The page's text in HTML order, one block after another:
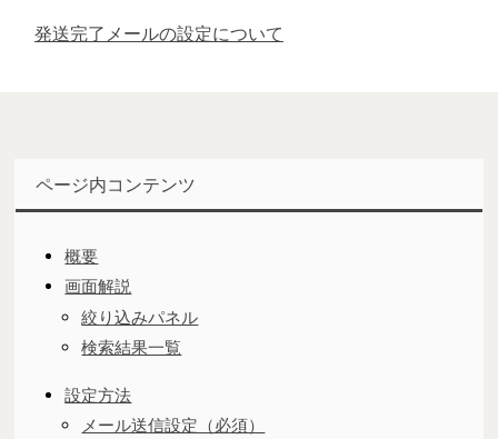
発送完了メールの設定について
ページ内コンテンツ
概要
画面解説
絞り込みパネル
検索結果一覧
設定方法
メール送信設定（必須）